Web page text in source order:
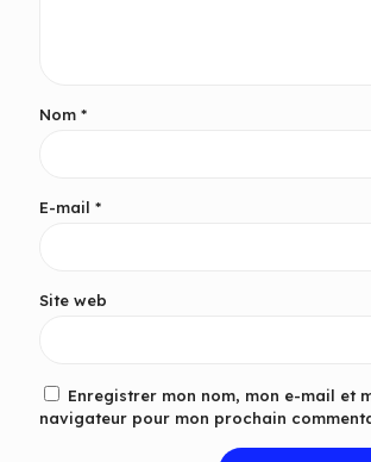
Nom *
E-mail *
Site web
Enregistrer mon nom, mon e-mail et
navigateur pour mon prochain